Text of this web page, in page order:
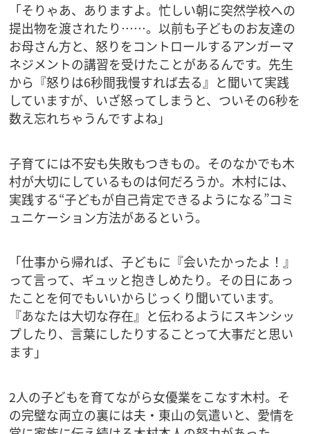
「そりゃあ、ありますよ。忙しい朝に突然学校への
提出物を渡されたり……。以前も子どものお友達の
お母さん方と、怒りをコントロールするアンガーマ
ネジメントの講習を受けたことがあるんです。先生
から『怒りは6秒間我慢すれば去る』と聞いて実践
していますが、いざ怒ってしまうと、ついその6秒を
数え忘れちゃうんですよね」
子育てには不安も失敗もつきもの。そのなかでも木
村が大切にしているものは何だろうか。木村には、
実践する“子どもが自己肯定できるようになる”コミ
ュニケーション方法があるという。
「仕事から帰れば、子どもに『会いたかったよ！』
って言って、ギュッと抱きしめたり。その日にあっ
たことを何でもいいからじっくり聞いています。
『あなたは大切な存在』と伝わるようにスキンシッ
プしたり、言葉にしたりすることって大事だと思い
ます」
2人の子どもを育てながら女優業をこなす木村。そ
の完璧な両立の裏には夫・東山の気遣いと、愛情を